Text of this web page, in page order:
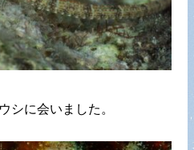
シに会いました。